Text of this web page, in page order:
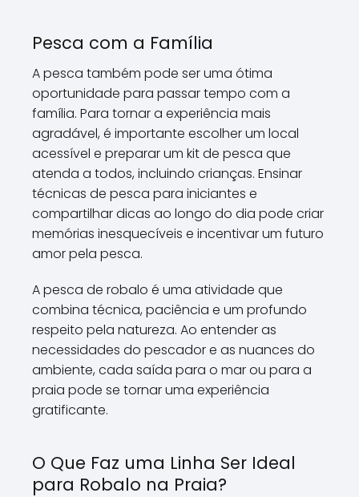
Pesca com a Família
A pesca também pode ser uma ótima
oportunidade para passar tempo com a
família. Para tornar a experiência mais
agradável, é importante escolher um local
acessível e preparar um kit de pesca que
atenda a todos, incluindo crianças. Ensinar
técnicas de pesca para iniciantes e
compartilhar dicas ao longo do dia pode criar
memórias inesquecíveis e incentivar um futuro
amor pela pesca.
A pesca de robalo é uma atividade que
combina técnica, paciência e um profundo
respeito pela natureza. Ao entender as
necessidades do pescador e as nuances do
ambiente, cada saída para o mar ou para a
praia pode se tornar uma experiência
gratificante.
O Que Faz uma Linha Ser Ideal
para Robalo na Praia?